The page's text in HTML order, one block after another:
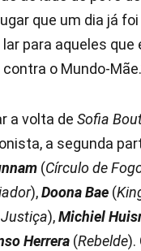
que um dia já
para aqueles que
o Mundo-
a volta de Sofia
a segunda
(Círculo de
),Doona Bae (
),Michiel
Herrera (Rebelde).